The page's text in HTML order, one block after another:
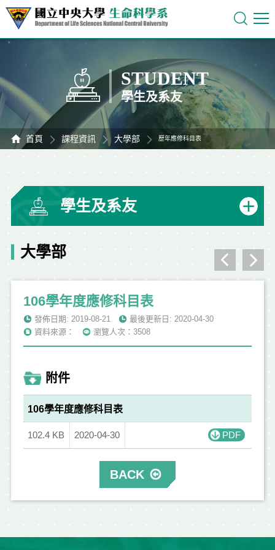
STUDENT
學生及系友
首頁 課程資訊 大學部 歷年應修科目表
學生及系友
大學部
106學年度應修科目表
發佈日期: 2019-08-21
最後更新日: 2020-04-30
資料來源：
瀏覽人次：3508
附件
106學年度應修科目表
102.4 KB 2020-04-30 PDF
BACK